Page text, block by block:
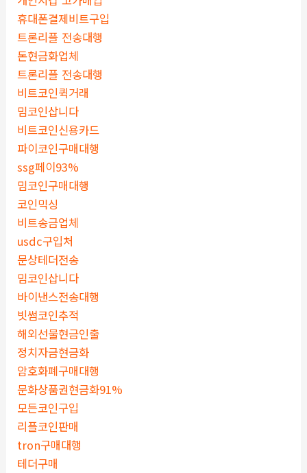
휴대폰결제비트구입
트론리플 전송대행
돈현금화업체
트론리플 전송대행
비트코인퀵거래
밈코인삽니다
비트코인신용카드
파이코인구매대행
ssg페이93%
밈코인구매대행
코인믹싱
비트송금업체
usdc구입처
문상테더전송
밈코인삽니다
바이낸스전송대행
빗썸코인추적
해외선물현금인출
정치자금현금화
암호화폐구매대행
문화상품권현금화91%
모든코인구입
리플코인판매
tron구매대행
테더구매